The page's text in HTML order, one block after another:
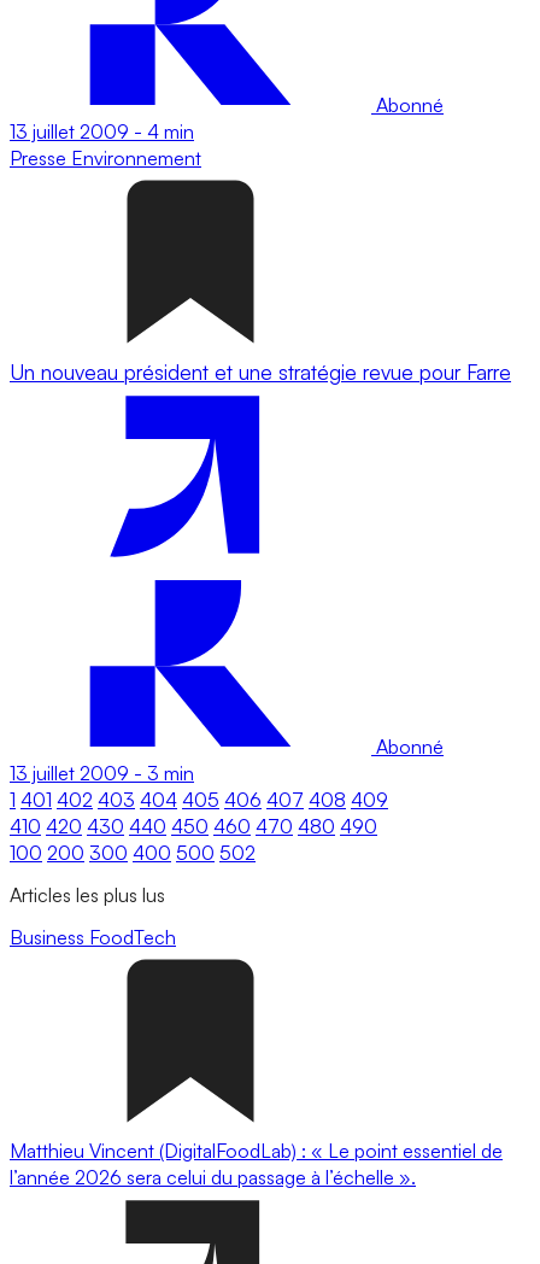
Abonné
13 juillet 2009 - 4 min
Presse Environnement
Un nouveau président et une stratégie revue pour Farre
Abonné
13 juillet 2009 - 3 min
1 401 402 403 404 405 406 407 408 409
410 420 430 440 450 460 470 480 490
100 200 300 400 500 502
Articles les plus lus
Business FoodTech
Matthieu Vincent (DigitalFoodLab) : « Le point essentiel de
l’année 2026 sera celui du passage à l’échelle ».